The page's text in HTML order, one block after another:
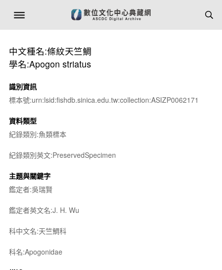
中文種名:條紋天竺鯛
學名:Apogon striatus
識別資訊
標本號:urn:lsid:fishdb.sinica.edu.tw:collection:ASIZP0062171
資料類型
紀錄類別:魚類標本
紀錄類別英文:PreservedSpecimen
主題與關鍵字
鑑定者:吳瑞賢
鑑定者英文名:J. H. Wu
科中文名:天竺鯛科
科名:Apogonidae